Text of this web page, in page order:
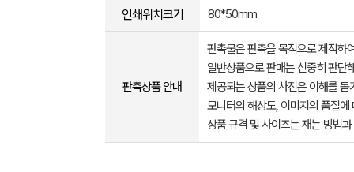
인쇄위치크기 80*50mm
판촉상품 안내
판촉물은 판촉을 목적으로 제작하
일반상품으로 판매는 신중히 판단
제공되는 상품의 사진은 이해를
모니터의 해상도, 이미지의 품질
상품 규격 및 사이즈는 재는 방법